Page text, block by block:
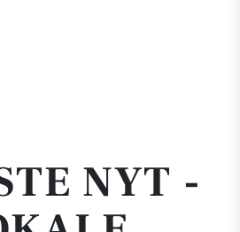
NYT -